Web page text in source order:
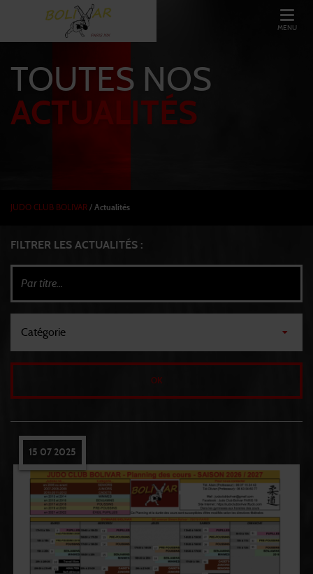
MENU
TOUTES NOS
ACTUALITÉS
JUDO CLUB BOLIVAR / Actualités
FILTRER LES ACTUALITÉS :
15 07 2025